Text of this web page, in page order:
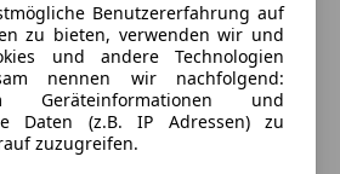
Benutzererfahrung auf
zu bieten, verwenden wir und
und andere Technologien
nennen wir nachfolgend:
Geräteinformationen und
Daten (z.B. IP Adressen) zu
zuzugreifen.